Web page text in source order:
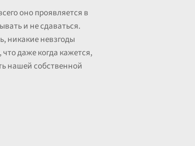
оно проявляется в
и не сдаваться.
никакие невзгоды
даже когда кажется,
нашей собственной